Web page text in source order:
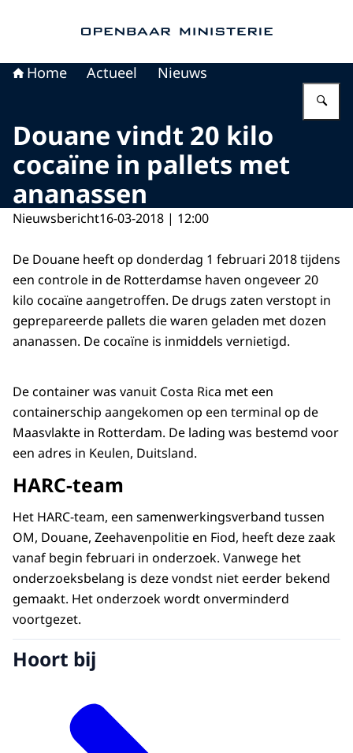
Home Actueel Nieuws
Douane vindt 20 kilo
cocaïne in pallets met
ananassen
Nieuwsbericht16-03-2018 | 12:00
De Douane heeft op donderdag 1 februari 2018 tijdens
een controle in de Rotterdamse haven ongeveer 20
kilo cocaïne aangetroffen. De drugs zaten verstopt in
geprepareerde pallets die waren geladen met dozen
ananassen. De cocaïne is inmiddels vernietigd.
De container was vanuit Costa Rica met een
containerschip aangekomen op een terminal op de
Maasvlakte in Rotterdam. De lading was bestemd voor
een adres in Keulen, Duitsland.
HARC-team
Het HARC-team, een samenwerkingsverband tussen
OM, Douane, Zeehavenpolitie en Fiod, heeft deze zaak
vanaf begin februari in onderzoek. Vanwege het
onderzoeksbelang is deze vondst niet eerder bekend
gemaakt. Het onderzoek wordt onverminderd
voortgezet.
Hoort bij